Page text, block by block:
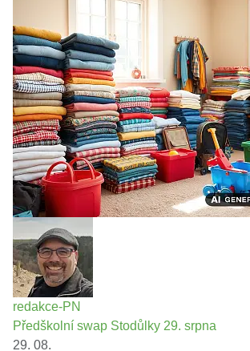
redakce-PN
Předškolní swap Stodůlky 29. srpna
29. 08.